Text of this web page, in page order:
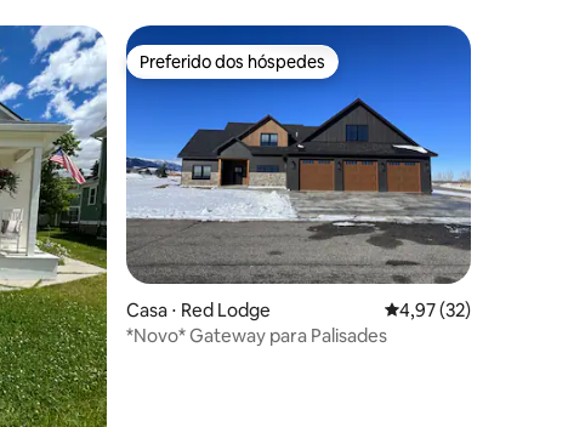
hóspedes Preferido dos hóspedes
Preferido dos hóspedes
Casa ⋅ Red Lodge 4,97 de uma
4,97 (32)
*Novo* Gateway para Palisades